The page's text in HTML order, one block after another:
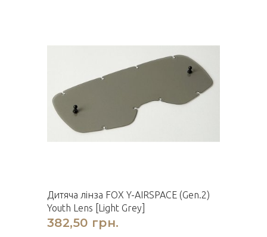
Дитяча лiнза FOX Y-AIRSPACE (Gen.2)
Youth Lens [Light Grey]
382,50 грн.